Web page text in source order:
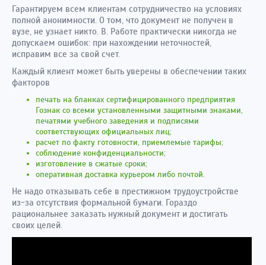
Гарантируем всем клиентам сотрудничество на условиях
полной анонимности. О том, что документ не получен в
вузе, не узнает никто. В. Работе практически никогда не
допускаем ошибок: при нахождении неточностей,
исправим все за свой счет.
Каждый клиент может быть уверены в обеспечении таких
факторов
печать на бланках сертифицированного предприятия
Гознак со всеми установленными защитными знаками,
печатями учебного заведения и подписями
соответствующих официальных лиц;
расчет по факту готовности, приемлемые тарифы;
соблюдение конфиденциальности;
изготовление в сжатые сроки;
оперативная доставка курьером либо почтой.
Не надо отказывать себе в престижном трудоустройстве
из-за отсутствия формальной бумаги. Гораздо
рациональнее заказать нужный документ и достигать
своих целей.